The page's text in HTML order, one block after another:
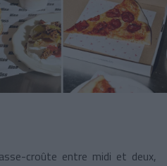
croûte entre midi et deux,